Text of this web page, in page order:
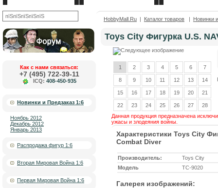
Как с нами связаться:
+7 (495) 722-39-11
ICQ: 408-450-935
Новинки и Предзаказ 1:6
Ноябрь 2012
Декабрь 2012
Январь 2013
Распродажа фигур 1:6
Вторая Мировая Война 1:6
Первая Мировая Война 1:6
HobbyMall.Ru | Каталог товаров | Новинки
Toys City Фигурка U.S.
1 2 3 4 5 6 7
8 9 10 11 12 13 14
15 16 17 18 19 20 21
22 23 24 25 26 27 28
Данная продукция предназначена
ужасы и злодеяния войны.
Характеристики Toys City
Combat Diver
Производитель:
Toys City
Модель
TC-9020
Галерея изображений: